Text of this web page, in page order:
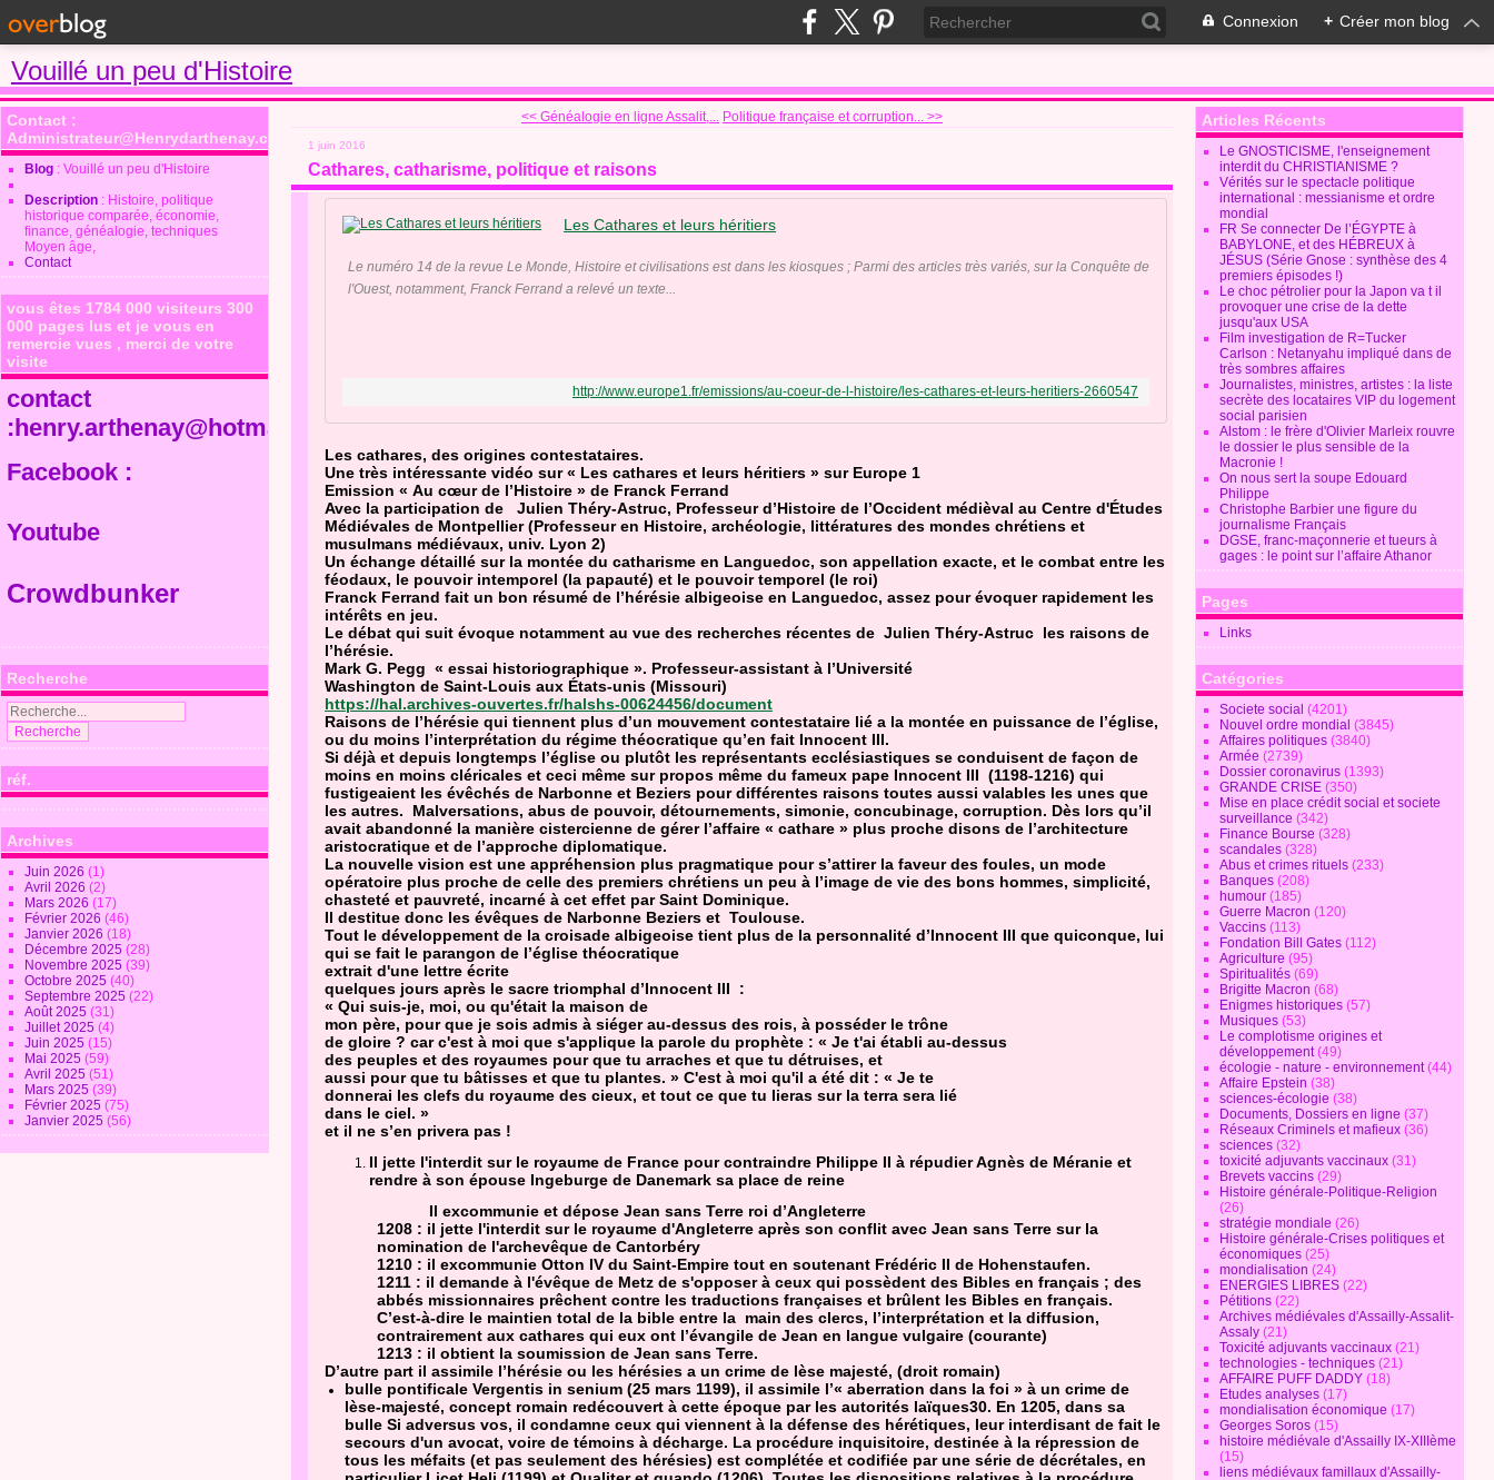
Connexion + Créer mon blog
Vouillé un peu d'Histoire
Contact :
Administrateur@Henrydarthenay.com
Blog : Vouillé un peu d'Histoire
Description : Histoire, politique
historique comparée, économie,
finance, généalogie, techniques
Moyen âge,
Contact
vous êtes 1784 000 visiteurs 300
000 pages lus et je vous en
remercie vues , merci de votre
visite
contact
:henry.arthenay@hotmail.fr
Facebook :
Youtube
Crowdbunker
Recherche
réf.
Archives
Juin 2026(1)
Avril 2026(2)
Mars 2026(17)
Février 2026(46)
Janvier 2026(18)
Décembre 2025(28)
Novembre 2025(39)
Octobre 2025(40)
Septembre 2025(22)
Août 2025(31)
Juillet 2025(4)
Juin 2025(15)
Mai 2025(59)
Avril 2025(51)
Mars 2025(39)
Février 2025(75)
Janvier 2025(56)
<< Généalogie en ligne Assalit,... Politique française et corruption... >>
1 juin 2016
Cathares, catharisme, politique et raisons
Les Cathares et leurs héritiers
Le numéro 14 de la revue Le Monde, Histoire et civilisations est dans les kiosques ; Parmi des articles très variés, sur la Conquête de
l'Ouest, notamment, Franck Ferrand a relevé un texte...
http://www.europe1.fr/emissions/au-coeur-de-l-histoire/les-cathares-et-leurs-heritiers-2660547
Les cathares, des origines contestataires.
Une très intéressante vidéo sur « Les cathares et leurs héritiers » sur Europe 1
Emission « Au cœur de l’Histoire » de Franck Ferrand
Avec la participation de Julien Théry-Astruc, Professeur d’Histoire de l’Occident médièval au Centre d'Études
Médiévales de Montpellier (Professeur en Histoire, archéologie, littératures des mondes chrétiens et
musulmans médiévaux, univ. Lyon 2)
Un échange détaillé sur la montée du catharisme en Languedoc, son appellation exacte, et le combat entre les
féodaux, le pouvoir intemporel (la papauté) et le pouvoir temporel (le roi)
Franck Ferrand fait un bon résumé de l’hérésie albigeoise en Languedoc, assez pour évoquer rapidement les
intérêts en jeu.
Le débat qui suit évoque notamment au vue des recherches récentes de Julien Théry-Astruc les raisons de
l’hérésie.
Mark G. Pegg « essai historiographique ». Professeur-assistant à l’Université
Washington de Saint-Louis aux États-unis (Missouri)
https://hal.archives-ouvertes.fr/halshs-00624456/document
Raisons de l’hérésie qui tiennent plus d’un mouvement contestataire lié a la montée en puissance de l’église,
ou du moins l’interprétation du régime théocratique qu’en fait Innocent III.
Si déjà et depuis longtemps l’église ou plutôt les représentants ecclésiastiques se conduisent de façon de
moins en moins cléricales et ceci même sur propos même du fameux pape Innocent III (1198-1216) qui
fustigeaient les évêchés de Narbonne et Beziers pour différentes raisons toutes aussi valables les unes que
les autres. Malversations, abus de pouvoir, détournements, simonie, concubinage, corruption. Dès lors qu’il
avait abandonné la manière cistercienne de gérer l’affaire « cathare » plus proche disons de l’architecture
aristocratique et de l’approche diplomatique.
La nouvelle vision est une appréhension plus pragmatique pour s’attirer la faveur des foules, un mode
opératoire plus proche de celle des premiers chrétiens un peu à l’image de vie des bons hommes, simplicité,
chasteté et pauvreté, incarné à cet effet par Saint Dominique.
Il destitue donc les évêques de Narbonne Beziers et Toulouse.
Tout le développement de la croisade albigeoise tient plus de la personnalité d’Innocent III que quiconque, lui
qui se fait le parangon de l’église théocratique
extrait d'une lettre écrite
quelques jours après le sacre triomphal d’Innocent III :
« Qui suis-je, moi, ou qu'était la maison de
mon père, pour que je sois admis à siéger au-dessus des rois, à posséder le trône
de gloire ? car c'est à moi que s'applique la parole du prophète : « Je t'ai établi au-dessus
des peuples et des royaumes pour que tu arraches et que tu détruises, et
aussi pour que tu bâtisses et que tu plantes. » C'est à moi qu'il a été dit : « Je te
donnerai les clefs du royaume des cieux, et tout ce que tu lieras sur la terra sera lié
dans le ciel. »
et il ne s’en privera pas !
Il jette l'interdit sur le royaume de France pour contraindre Philippe II à répudier Agnès de Méranie et
rendre à son épouse Ingeburge de Danemark sa place de reine
Il excommunie et dépose Jean sans Terre roi d’Angleterre
1208 : il jette l'interdit sur le royaume d'Angleterre après son conflit avec Jean sans Terre sur la
nomination de l'archevêque de Cantorbéry
1210 : il excommunie Otton IV du Saint-Empire tout en soutenant Frédéric II de Hohenstaufen.
1211 : il demande à l'évêque de Metz de s'opposer à ceux qui possèdent des Bibles en français ; des
abbés missionnaires prêchent contre les traductions françaises et brûlent les Bibles en français.
C’est-à-dire le maintien total de la bible entre la main des clercs, l’interprétation et la diffusion,
contrairement aux cathares qui eux ont l’évangile de Jean en langue vulgaire (courante)
1213 : il obtient la soumission de Jean sans Terre.
D’autre part il assimile l’hérésie ou les hérésies a un crime de lèse majesté, (droit romain)
bulle pontificale Vergentis in senium (25 mars 1199), il assimile l’« aberration dans la foi » à un crime de
lèse-majesté, concept romain redécouvert à cette époque par les autorités laïques30. En 1205, dans sa
bulle Si adversus vos, il condamne ceux qui viennent à la défense des hérétiques, leur interdisant de fait le
secours d'un avocat, voire de témoins à décharge. La procédure inquisitoire, destinée à la répression de
tous les méfaits (et pas seulement des hérésies) est complétée et codifiée par une série de décrétales, en
Articles Récents
Le GNOSTICISME, l'enseignement
interdit du CHRISTIANISME ?
Vérités sur le spectacle politique
international : messianisme et ordre
mondial
FR Se connecter De l’ÉGYPTE à
BABYLONE, et des HÉBREUX à
JÉSUS (Série Gnose : synthèse des 4
premiers épisodes !)
Le choc pétrolier pour la Japon va t il
provoquer une crise de la dette
jusqu'aux USA
Film investigation de R=Tucker
Carlson : Netanyahu impliqué dans de
très sombres affaires
Journalistes, ministres, artistes : la liste
secrète des locataires VIP du logement
social parisien
Alstom : le frère d'Olivier Marleix rouvre
le dossier le plus sensible de la
Macronie !
On nous sert la soupe Edouard
Philippe
Christophe Barbier une figure du
journalisme Français
DGSE, franc-maçonnerie et tueurs à
gages : le point sur l’affaire Athanor
Pages
Links
Catégories
Societe social (4201)
Nouvel ordre mondial (3845)
Affaires politiques (3840)
Armée (2739)
Dossier coronavirus (1393)
GRANDE CRISE (350)
Mise en place crédit social et societe
surveillance (342)
Finance Bourse (328)
scandales (328)
Abus et crimes rituels (233)
Banques (208)
humour (185)
Guerre Macron (120)
Vaccins (113)
Fondation Bill Gates (112)
Agriculture (95)
Spiritualités (69)
Brigitte Macron (68)
Enigmes historiques (57)
Musiques (53)
Le complotisme origines et
développement(49)
écologie - nature - environnement(44)
Affaire Epstein (38)
sciences-écologie (38)
Documents, Dossiers en ligne (37)
Réseaux Criminels et mafieux (36)
sciences (32)
toxicité adjuvants vaccinaux (31)
Brevets vaccins (29)
Histoire générale-Politique-Religion
(26)
stratégie mondiale (26)
Histoire générale-Crises politiques et
économiques (25)
mondialisation (24)
ENERGIES LIBRES (22)
Pétitions (22)
Archives médiévales d'Assailly-Assalit-
Assaly (21)
Toxicité adjuvants vaccinaux (21)
technologies - techniques (21)
AFFAIRE PUFF DADDY (18)
Etudes analyses (17)
mondialisation économique (17)
Georges Soros (15)
histoire médiévale d'Assailly IX-XIIIème
(15)
liens médiévaux famillaux d'Assailly-